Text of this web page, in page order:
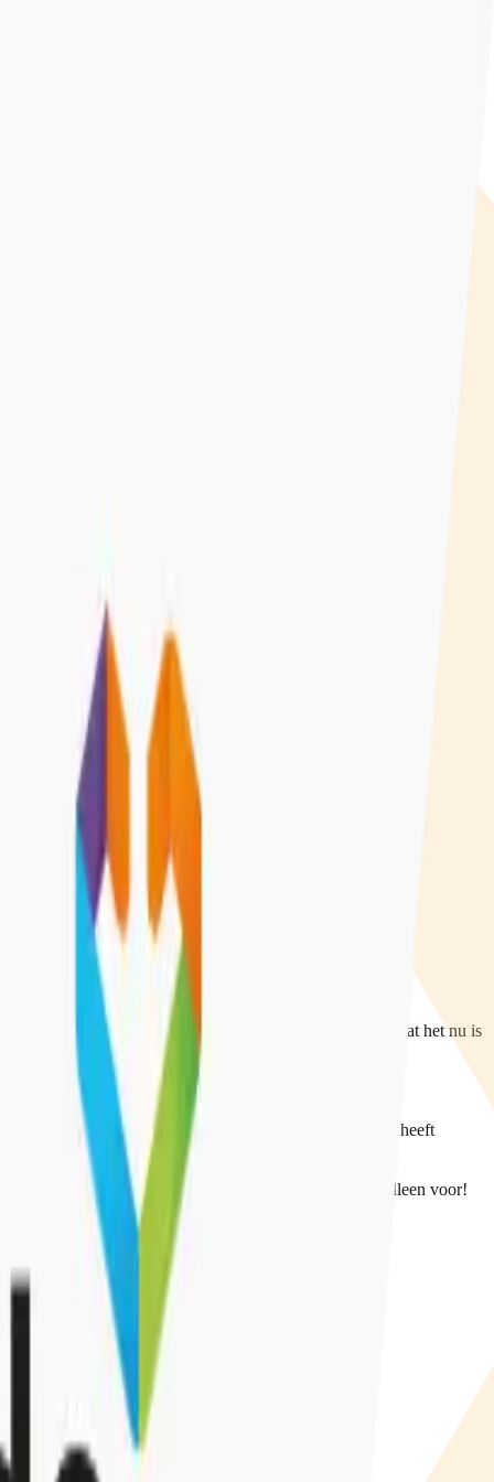
foto of filmpje was alleen voor die ander bedoeld. Dat het nu is
wat jou is aangedaan. Soms krijgt de persoon die dit heeft
Geweld, Offlimits of met Qpido. Je staat er niet alleen voor!